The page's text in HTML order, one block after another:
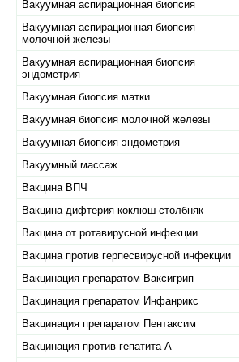
Вакуумная аспирационная биопсия
Вакуумная аспирационная биопсия
молочной железы
Вакуумная аспирационная биопсия
эндометрия
Вакуумная биопсия матки
Вакуумная биопсия молочной железы
Вакуумная биопсия эндометрия
Вакуумный массаж
Вакцина ВПЧ
Вакцина дифтерия-коклюш-столбняк
Вакцина от ротавирусной инфекции
Вакцина против герпесвирусной инфекции
Вакцинация препаратом Ваксигрип
Вакцинация препаратом Инфанрикс
Вакцинация препаратом Пентаксим
Вакцинация против гепатита А